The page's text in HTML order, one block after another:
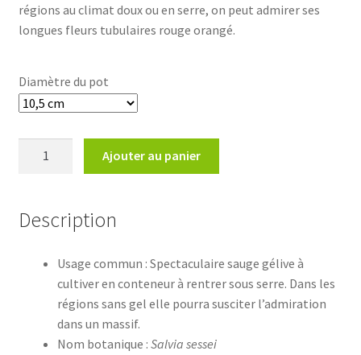
à
14,40€
régions au climat doux ou en serre, on peut admirer ses
longues fleurs tubulaires rouge orangé.
Diamètre du pot
de
Ajouter au panier
Description
Usage commun : Spectaculaire sauge gélive à
cultiver en conteneur à rentrer sous serre. Dans les
régions sans gel elle pourra susciter l’admiration
dans un massif.
Nom botanique : Salvia sessei